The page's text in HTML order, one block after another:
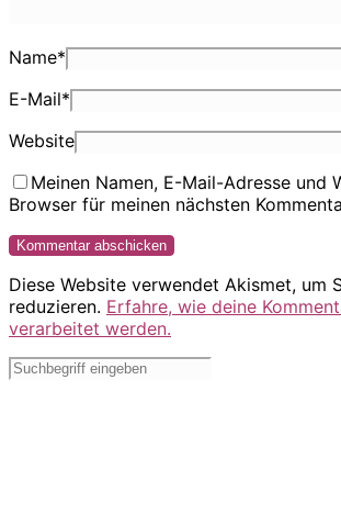
Name*
E-Mail*
Website
Meinen Namen, E-Mail-Adresse und
Browser für meinen nächsten
Diese Website verwendet Akismet, um
reduzieren. Erfahre, wie deine
verarbeitet werden.